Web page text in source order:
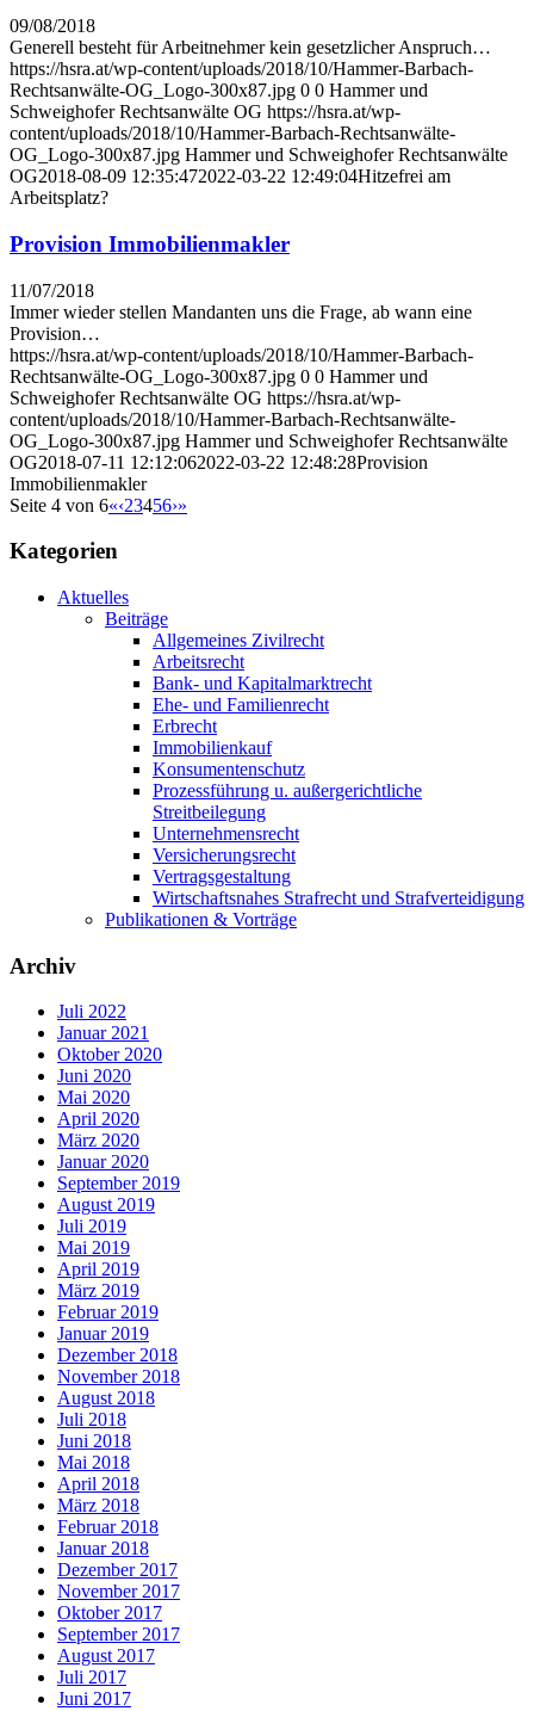
09/08/2018
Generell besteht für Arbeitnehmer kein gesetzlicher Anspruch…
https://hsra.at/wp-content/uploads/2018/10/Hammer-Barbach-
Rechtsanwälte-OG_Logo-300x87.jpg 0 0 Hammer und
Schweighofer Rechtsanwälte OG https://hsra.at/wp-
content/uploads/2018/10/Hammer-Barbach-Rechtsanwälte-
OG_Logo-300x87.jpg Hammer und Schweighofer Rechtsanwälte
OG2018-08-09 12:35:472022-03-22 12:49:04Hitzefrei am
Arbeitsplatz?
Provision Immobilienmakler
11/07/2018
Immer wieder stellen Mandanten uns die Frage, ab wann eine
Provision…
https://hsra.at/wp-content/uploads/2018/10/Hammer-Barbach-
Rechtsanwälte-OG_Logo-300x87.jpg 0 0 Hammer und
Schweighofer Rechtsanwälte OG https://hsra.at/wp-
content/uploads/2018/10/Hammer-Barbach-Rechtsanwälte-
OG_Logo-300x87.jpg Hammer und Schweighofer Rechtsanwälte
OG2018-07-11 12:12:062022-03-22 12:48:28Provision
Immobilienmakler
Seite 4 von 6«‹23456›»
Kategorien
Aktuelles
Beiträge
Allgemeines Zivilrecht
Arbeitsrecht
Bank- und Kapitalmarktrecht
Ehe- und Familienrecht
Erbrecht
Immobilienkauf
Konsumentenschutz
Prozessführung u. außergerichtliche
Streitbeilegung
Unternehmensrecht
Versicherungsrecht
Vertragsgestaltung
Wirtschaftsnahes Strafrecht und Strafverteidigung
Publikationen & Vorträge
Archiv
Juli 2022
Januar 2021
Oktober 2020
Juni 2020
Mai 2020
April 2020
März 2020
Januar 2020
September 2019
August 2019
Juli 2019
Mai 2019
April 2019
März 2019
Februar 2019
Januar 2019
Dezember 2018
November 2018
August 2018
Juli 2018
Juni 2018
Mai 2018
April 2018
März 2018
Februar 2018
Januar 2018
Dezember 2017
November 2017
Oktober 2017
September 2017
August 2017
Juli 2017
Juni 2017